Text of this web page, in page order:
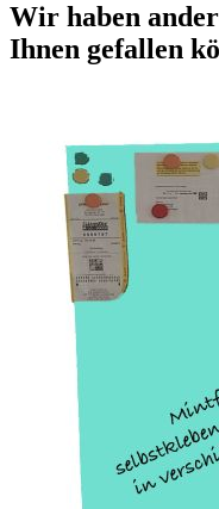
Wir haben
Ihnen gefallen